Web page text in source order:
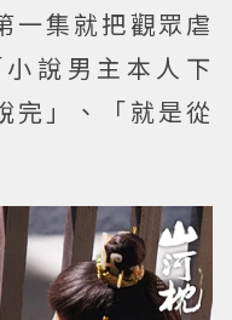
一集就把觀眾虐
說男主本人下
完」、「就是從